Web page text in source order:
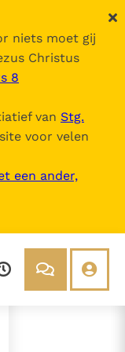
niets moet gij
Christus
8
van Stg.
voor velen
een ander,